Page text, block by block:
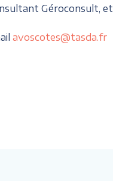
Géroconsult, et
avoscotes@tasda.fr